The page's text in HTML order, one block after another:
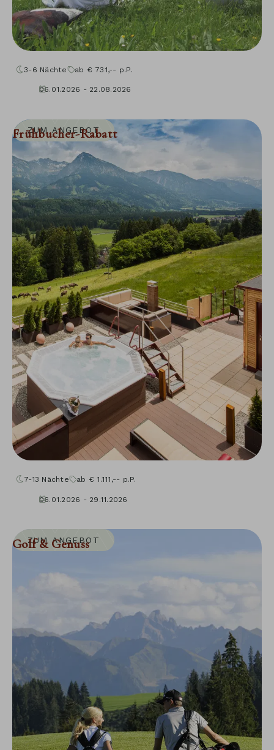
3-6 Nächte ab € 731,-- p.P.
06.01.2026 - 22.08.2026
Frühbucher-Rabatt
ZUM ANGEBOT
7-13 Nächte ab € 1.111,-- p.P.
06.01.2026 - 29.11.2026
Golf & Genuss
ZUM ANGEBOT